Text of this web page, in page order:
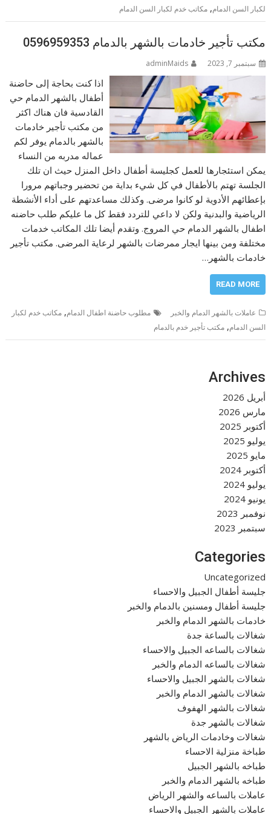
لكبار السن الدمام,مكاتب خدم لكبار السن الدمام
مكتب تأجير خادمات بالشهر بالدمام 0596959353
سبتمبر 7, 2023 adminMaids
اذا كنت بحاجة إلى حاضنة
أطفال بالشهر الدمام حي
القادسية فان هناك اكثر
من مكتب تأجير خادمات
بالشهر بالدمام يوفر لكم
عماله مدربه من النساء
يمكن استئجارها للعمل كجليسة أطفال داخل المنزل حيث ان تلك
الجلسة تهتم بالأطفال في كل شيء بداية من تحضير وجباتهم مرورا
بإعطائهم الأدوية لو كانوا مرضى. وكذلك مساعدتهم على أداء الأنشطة
الرياضية والبدنية ولكن لا داعي للتردد فقط كل ما عليكم طلب حاضنه
اطفال بالشهر الدمام حي المروج. وتقدم أيضا تلك المكاتب خدمات
مختلفة ومن بينها ايجار ممرضات بالشهر لرعاية المرضى. مكتب تأجير
خادمات بالشهر…
READ MORE
عاملات بالشهر الدمام والخبر مطلوب حاضنة اطفال الدمام,مكاتب خدم لكبار
السن الدمام,مكتب تأجير خدم بالدمام
Archives
أبريل 2026
مارس 2026
أكتوبر 2025
يوليو 2025
مايو 2025
أكتوبر 2024
يوليو 2024
يونيو 2024
نوفمبر 2023
سبتمبر 2023
Categories
Uncategorized
جليسة أطفال الجبيل والاحساء
جليسة أطفال ومسنين بالدمام والخبر
خادمات بالشهر الدمام والخبر
شغالات بالساعة جدة
شغالات بالساعه الجبيل والاحساء
شغالات بالساعه الدمام والخبر
شغالات بالشهر الجبيل والاحساء
شغالات بالشهر الدمام والخبر
شغالات بالشهر الهفوف
شغالات بالشهر جدة
شغالات وخادمات الرياض بالشهر
طباخة منزلية الاحساء
طباخه بالشهر الجبيل
طباخه بالشهر الدمام والخبر
عاملات بالساعه والشهر الرياض
عاملات بالشهر الجبيل والاحساء